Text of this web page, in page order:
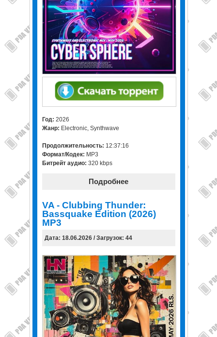
Год: 2026
Жанр: Electronic, Synthwave
Продолжительность: 12:37:16
Формат/Кодек: MP3
Битрейт аудио: 320 kbps
Подробнее
VA - Clubbing Thunder:
Bassquake Edition (2026)
MP3
Дата: 18.06.2026 / Загрузок: 44